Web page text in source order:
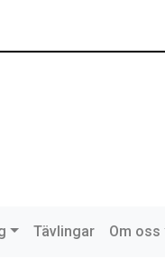
Tävlingar Om oss